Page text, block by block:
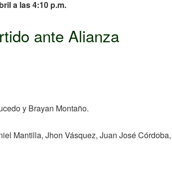
a las 4:10 p.m.
ante Alianza
y Brayan Montaño.
Mantilla, Jhon Vásquez, Juan José Córdoba,